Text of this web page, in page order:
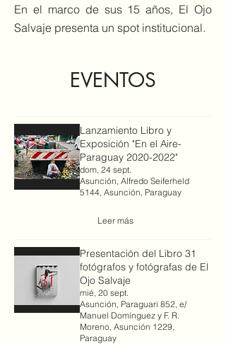
En el marco de sus 15 años, El Ojo
Salvaje presenta un spot institucional.
EVENTOS
Lanzamiento Libro y
Exposición "En el Aire-
Paraguay 2020-2022"
dom, 24 sept.
Asunción, Alfredo Seiferheld
5144, Asunción, Paraguay
Leer más
Presentación del Libro 31
fotógrafos y fotógrafas de El
Ojo Salvaje
mié, 20 sept.
Asunción, Paraguari 852, e/
Manuel Domínguez y F. R.
Moreno, Asunción 1229,
Paraguay